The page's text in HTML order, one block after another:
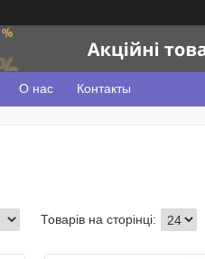
О нас Контакты